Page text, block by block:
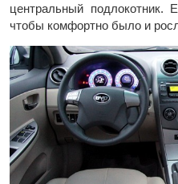
центральный подлокотник.
чтобы комфортно было и